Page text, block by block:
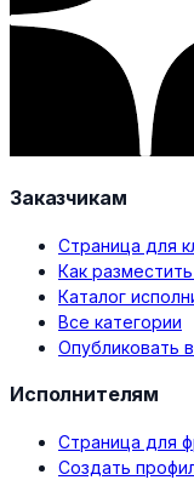
Заказчикам
Страница для
Как разместить
Каталог
Все категории
Опубликовать
Исполнителям
Страница для
Создать